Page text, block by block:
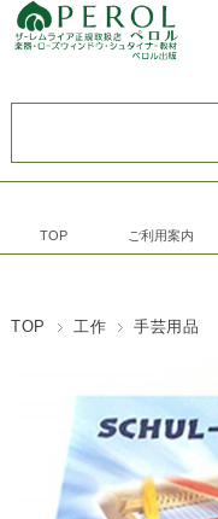
TOP ご利用案内
TOP 工作 手芸用品